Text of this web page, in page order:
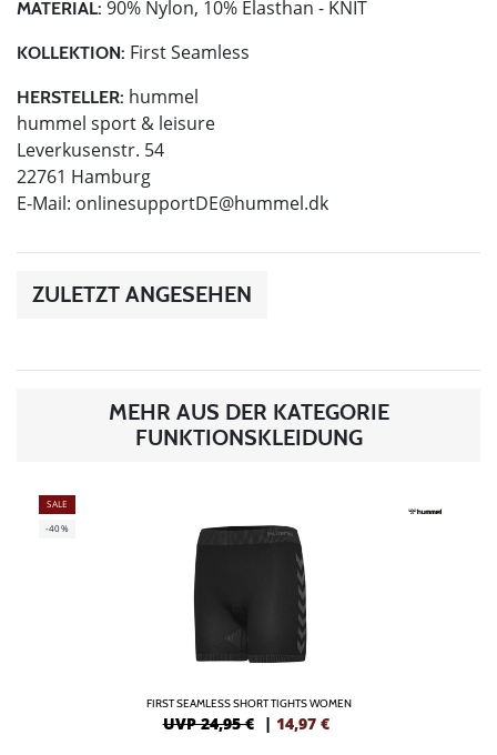
MATERIAL: 90% Nylon, 10% Elasthan - KNIT
KOLLEKTION: First Seamless
HERSTELLER: hummel
hummel sport & leisure
Leverkusenstr. 54
22761 Hamburg
E-Mail: onlinesupportDE@hummel.dk
ZULETZT ANGESEHEN
MEHR AUS DER KATEGORIE
FUNKTIONSKLEIDUNG
SALE
-40%
FIRST SEAMLESS SHORT TIGHTS WOMEN
UVP 24,95 € | 14,97 €